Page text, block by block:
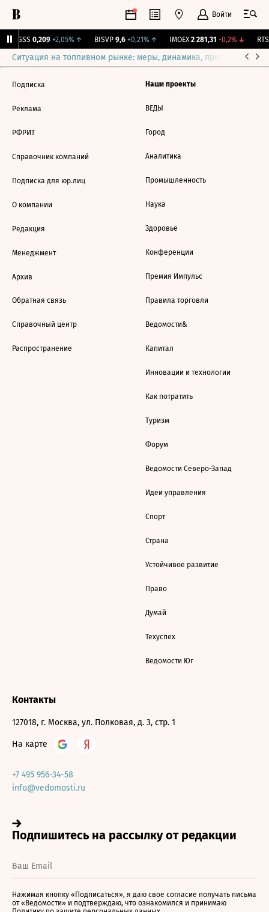
Войти
RGSS 0,209 +2,05%↑ BISVP 9,6 +0,21%↑ IMOEX 2 281,31 -0,2%↓ RTSI
Ситуация на топливном рынке: меры, динамика, прогнозы
Подписка
Реклама
РФРИТ
Справочник компаний
Подписка для юр.лиц
О компании
Редакция
Менеджмент
Архив
Обратная связь
Справочный центр
Распространение
Наши проекты
ВЕДЫ
Город
Аналитика
Промышленность
Наука
Здоровье
Конференции
Премия Импульс
Правила торговли
Ведомости&
Капитал
Инновации и технологии
Как потратить
Туризм
Форум
Ведомости Северо-Запад
Идеи управления
Спорт
Страна
Устойчивое развитие
Право
Думай
Техуспех
Ведомости Юг
Контакты
127018, г. Москва, ул. Полковая, д. 3, стр. 1
На карте
+7 495 956-34-58
info@vedomosti.ru
Нажимая кнопку «Подписаться», я даю свое согласие получать письма
от «Ведомости» и подтверждаю, что ознакомился и принимаю